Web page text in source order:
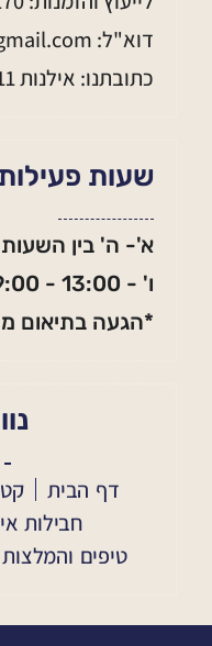
דוא"ל: shriki.rent@gmail.com
כתובתנו: אילנות 11, גת רימון
שעות
א'- ה' בין השעות 17:00 - 09:00
ו' - 13:00 - 09:00
*הגעה בתיאום
דף הבית
חבילות
טיפים והמלצות